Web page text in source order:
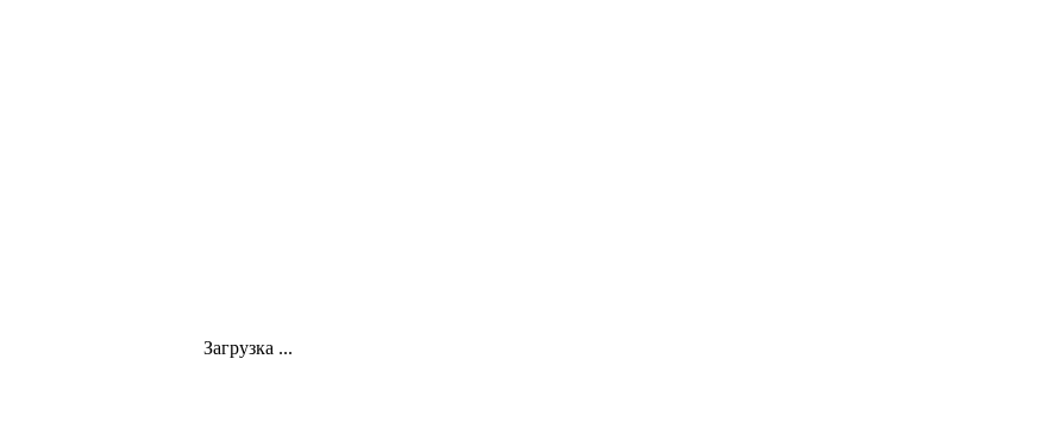
Загрузка ...